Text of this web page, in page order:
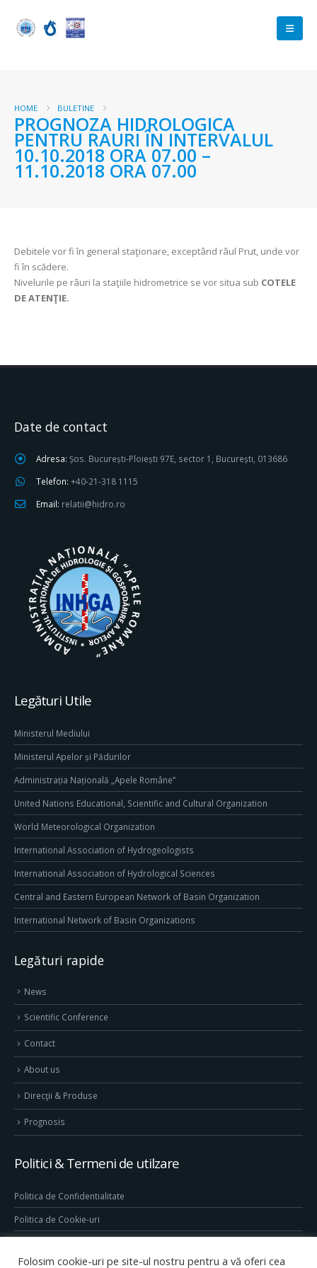
HOME BULETINE
PROGNOZA HIDROLOGICA
PENTRU RAURI ÎN INTERVALUL
10.10.2018 ORA 07.00 –
11.10.2018 ORA 07.00
Debitele vor fi în general staţionare, exceptând râul Prut, unde vor
fi în scădere.
Nivelurile pe râuri la staţiile hidrometrice se vor situa sub COTELE
DE ATENŢIE.
Date de contact
Adresa: Șos. București-Ploiești 97E, sector 1, București, 013686
Telefon: +40-21-318 1115
Email: relatii@hidro.ro
Legături Utile
Ministerul Mediului
Ministerul Apelor și Pădurilor
Administrația Națională „Apele Române”
United Nations Educational, Scientific and Cultural Organization
World Meteorological Organization
International Association of Hydrogeologists
International Association of Hydrological Sciences
Central and Eastern European Network of Basin Organization
International Network of Basin Organizations
Legături rapide
News
Scientific Conference
Contact
About us
Direcţii & Produse
Prognosis
Politici & Termeni de utilzare
Politica de Confidentialitate
Politica de Cookie-uri
Folosim cookie-uri pe site-ul nostru pentru a vă oferi cea